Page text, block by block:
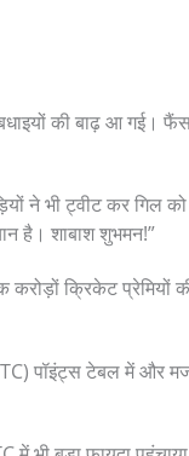
बधाइयों की बाढ़ आ
ने भी ट्वीट कर गिल
है। शाबाश शुभमन!”
करोड़ों क्रिकेट प्रेमियों
पॉइंट्स टेबल में और